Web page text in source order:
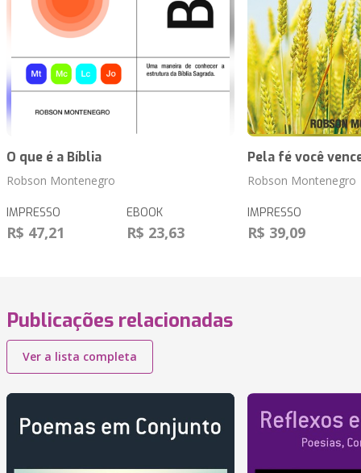
O que é a Bíblia
Robson Montenegro
IMPRESSO
R$ 47,21
EBOOK
R$ 23,63
Pela fé você
Robson Montenegro
IMPRESSO
R$ 39,09
Publicações relacionadas
Ver a lista completa